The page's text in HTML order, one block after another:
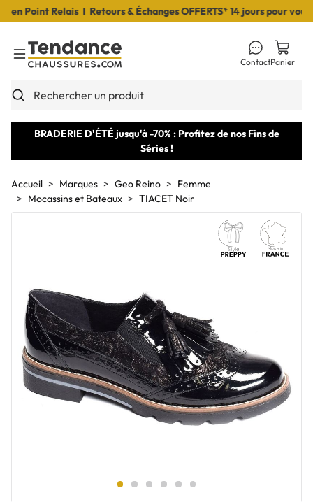
Point Relais I Retours & Échanges OFFERTS* 14 jours pour
Toggle Menu
Rechercher un produit
ContactPanier
BRADERIE D'ÉTÉ jusqu'à -70% : Profitez de nos Fins de
Séries !
Accueil Marques Geo Reino
Femme
Mocassins et Bateaux
TIACET Noir